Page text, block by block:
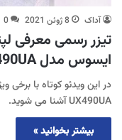
آداک 8 ژوئن 2021 0
ایسوس مدل UX490UA
در این ویدئو کوتاه با
UX490UA آشنا می شوید.
بیشتر بخوانید »